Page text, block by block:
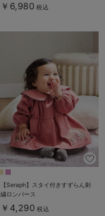
￥6,980 税込
【Seraph】スタイ付きすずらん刺
繍ロンパース
￥4,290 税込